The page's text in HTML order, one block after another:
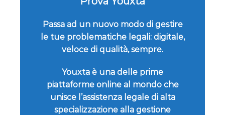
Passa ad un nuovo modo di gestire
le tue problematiche legali: digitale,
veloce di qualità, sempre.
Youxta è una delle prime
piattaforme online al mondo che
unisce l’assistenza legale di alta
specializzazione alla gestione